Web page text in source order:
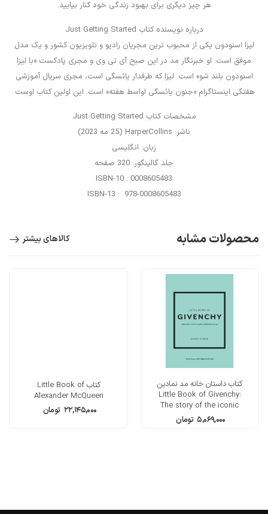
هر چیز دیگری برای بهبود زندگی خود کنار بیایید.
درباره نویسنده کتاب Just Getting Started
لیزا اسنودون یکی از محبوب ترین مجریان رادیو و تلویزیون کشور و یک مدل
موفق است. او خبرنگار مد در این صبح آی تی وی و مجری پادکست «با لیزا
اسنودون بلند شو» است. لیزا که طرفدار یائسگی است، مجری سریال آموزشی
هفتگی اینستاگرام «جنون یائسگی اواسط هفته» است. این اولین کتاب اوست.
مشخصات کتاب Just Getting Started
ناشر: HarperCollins (25 مه 2023)
زبان: انگلیسی
جلد گالینگور: 320 صفحه
ISBN-10 : 0008605483
ISBN-13 : ‎ 978-0008605483
محصولات مشابه کالاهای بیشتر
کتاب داستان خانه مد نمادین
Little Book of Givenchy:
The story of the iconic
fashion house
۵,۰۶۹,۰۰۰ تومان
کتاب Little Book of
Alexander McQueen
۲۲,۱۴۵,۰۰۰ تومان